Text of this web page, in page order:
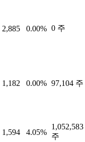
2,885 0.00% 0 주
1,182 0.00% 97,104 주
1,594 4.05%
1,052,583
주